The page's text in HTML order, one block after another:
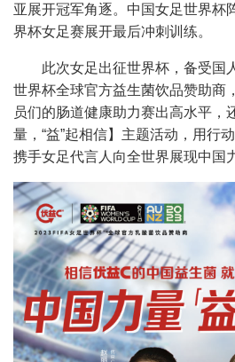
亚展开冠军角逐。中国女足世界杯
界杯女足赛展开最后冲刺训练。
此次女足出征世界杯，备受国
世界杯全球官方益生菌饮品赞助商
员们的肠道健康助力赛出高水平，
量，“益”起相信】主题活动，用行
携手女足代言人向全世界展现中国